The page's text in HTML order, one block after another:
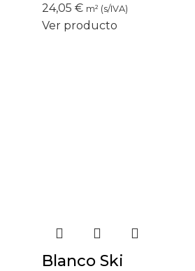
24,05 € m² (s/IVA)
Ver producto
Blanco Ski